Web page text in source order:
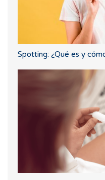
Spotting: ¿Qué es y